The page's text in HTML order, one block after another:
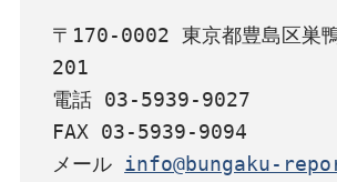
〒170-0002 東京都豊島区巣
201
電話 03-5939-9027
FAX 03-5939-9094
メール info@bungaku-